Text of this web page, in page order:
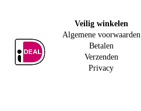
Veilig winkelen
Algemene voorwaarden
Betalen
Verzenden
Privacy